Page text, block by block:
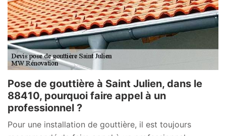
Pose de gouttière à Saint Julien, dans le
88410, pourquoi faire appel à un
professionnel ?
Pour une installation de gouttière, il est toujours